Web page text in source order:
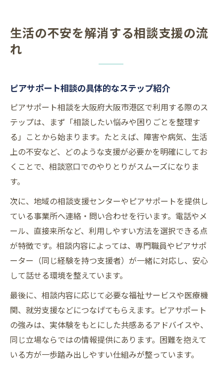
生活の不安を解消する相談支援の流
れ
ピアサポート相談の具体的なステップ紹介
ピアサポート相談を大阪府大阪市港区で利用する際のス
テップは、まず「相談したい悩みや困りごとを整理す
る」ことから始まります。たとえば、障害や病気、生活
上の不安など、どのような支援が必要かを明確にしてお
くことで、相談窓口でのやりとりがスムーズになりま
す。
次に、地域の相談支援センターやピアサポートを提供し
ている事業所へ連絡・問い合わせを行います。電話やメ
ール、直接来所など、利用しやすい方法を選択できる点
が特徴です。相談内容によっては、専門職員やピアサポ
ーター（同じ経験を持つ支援者）が一緒に対応し、安心
して話せる環境を整えています。
最後に、相談内容に応じて必要な福祉サービスや医療機
関、就労支援などにつなげてもらえます。ピアサポート
の強みは、実体験をもとにした共感あるアドバイスや、
同じ立場ならではの情報提供にあります。困難を抱えて
いる方が一歩踏み出しやすい仕組みが整っています。